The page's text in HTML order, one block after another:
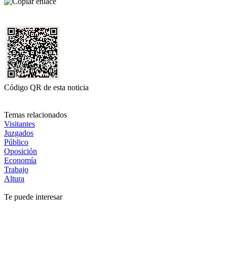
Código QR de esta noticia
Temas relacionados
Visitantes
Juzgados
Público
Oposición
Economía
Trabajo
Altura
Te puede interesar